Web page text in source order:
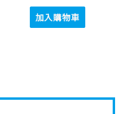
加入購物車